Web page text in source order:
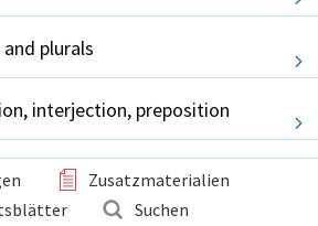
plurals
interjection, preposition
Zusatzmaterialien
Suchen